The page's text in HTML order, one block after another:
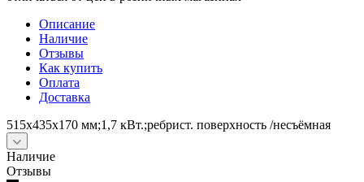
Описание
Наличие
Отзывы
Как купить
Оплата
Доставка
515x435x170 мм;1,7 кВт.;ребрист. поверхность /несъёмная
Наличие
Отзывы